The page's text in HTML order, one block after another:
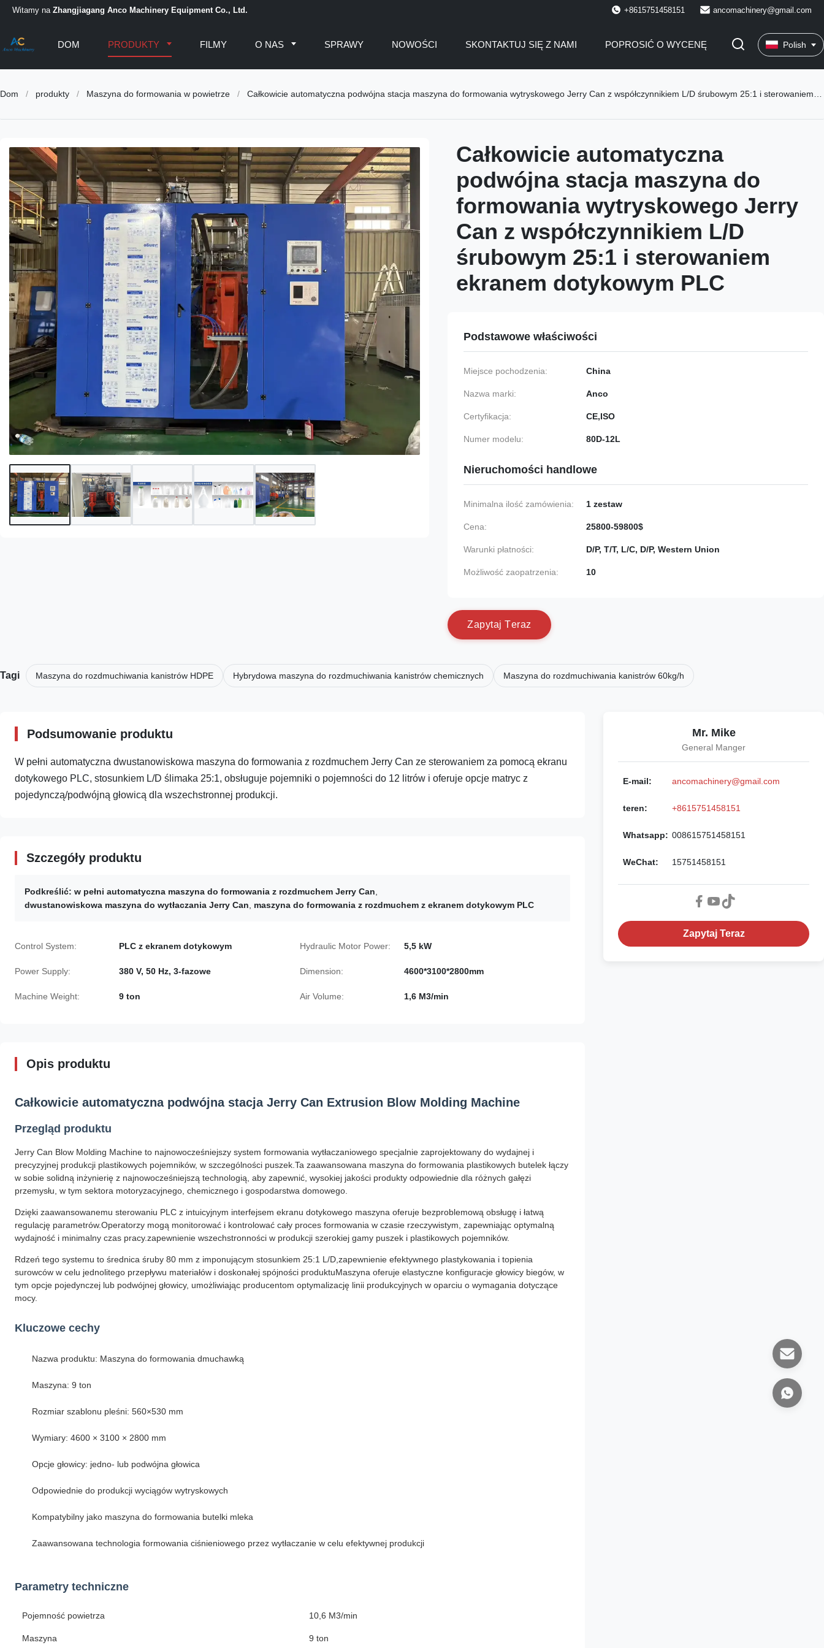
Witamy na Zhangjiagang Anco Machinery Equipment Co., Ltd. +8615751458151 ancomachinery@gmail.com
DOM PRODUKTY FILMY O NAS SPRAWY NOWOŚCI SKONTAKTUJ SIĘ Z NAMI POPROSIĆ O WYCENĘ Polish
Dom / produkty / Maszyna do formowania w powietrze / Całkowicie automatyczna podwójna stacja maszyna do formowania wytryskowego Jerry Can z współczynnikiem L/D śrubowym 25:1 i sterowaniem ekranem dotykowym PLC
Całkowicie automatyczna
podwójna stacja maszyna do
formowania wytryskowego Jerry
Can z współczynnikiem L/D
śrubowym 25:1 i sterowaniem
ekranem dotykowym PLC
Podstawowe właściwości
Miejsce pochodzenia: China
Nazwa marki: Anco
Certyfikacja: CE,ISO
Numer modelu: 80D-12L
Nieruchomości handlowe
Minimalna ilość zamówienia: 1 zestaw
Cena: 25800-59800$
Warunki płatności: D/P, T/T, L/C, D/P, Western Union
Możliwość zaopatrzenia: 10
Zapytaj Teraz
Tagi Maszyna do rozdmuchiwania kanistrów HDPE Hybrydowa maszyna do rozdmuchiwania kanistrów chemicznych Maszyna do rozdmuchiwania kanistrów 60kg/h
Podsumowanie produktu
W pełni automatyczna dwustanowiskowa maszyna do formowania z rozdmuchem Jerry Can ze sterowaniem za pomocą ekranu
dotykowego PLC, stosunkiem L/D ślimaka 25:1, obsługuje pojemniki o pojemności do 12 litrów i oferuje opcje matryc z
pojedynczą/podwójną głowicą dla wszechstronnej produkcji.
Szczegóły produktu
Podkreślić: w pełni automatyczna maszyna do formowania z rozdmuchem Jerry Can
dwustanowiskowa maszyna do wytłaczania Jerry Can
maszyna do formowania z rozdmuchem z ekranem dotykowym PLC
Control System: PLC z ekranem dotykowym Hydraulic Motor Power: 5,5 kW
Power Supply: 380 V, 50 Hz, 3-fazowe Dimension: 4600*3100*2800mm
Machine Weight: 9 ton Air Volume: 1,6 M3/min
Opis produktu
Całkowicie automatyczna podwójna stacja Jerry Can Extrusion Blow Molding Machine
Przegląd produktu
Jerry Can Blow Molding Machine to najnowocześniejszy system formowania wytłaczaniowego specjalnie zaprojektowany do wydajnej i
precyzyjnej produkcji plastikowych pojemników, w szczególności puszek.Ta zaawansowana maszyna do formowania plastikowych butelek łączy
w sobie solidną inżynierię z najnowocześniejszą technologią, aby zapewnić, wysokiej jakości produkty odpowiednie dla różnych gałęzi
przemysłu, w tym sektora motoryzacyjnego, chemicznego i gospodarstwa domowego.
Dzięki zaawansowanemu sterowaniu PLC z intuicyjnym interfejsem ekranu dotykowego maszyna oferuje bezproblemową obsługę i łatwą
regulację parametrów.Operatorzy mogą monitorować i kontrolować cały proces formowania w czasie rzeczywistym, zapewniając optymalną
wydajność i minimalny czas pracy.zapewnienie wszechstronności w produkcji szerokiej gamy puszek i plastikowych pojemników.
Rdzeń tego systemu to średnica śruby 80 mm z imponującym stosunkiem 25:1 L/D,zapewnienie efektywnego plastykowania i topienia
surowców w celu jednolitego przepływu materiałów i doskonałej spójności produktuMaszyna oferuje elastyczne konfiguracje głowicy biegów, w
tym opcje pojedynczej lub podwójnej głowicy, umożliwiając producentom optymalizację linii produkcyjnych w oparciu o wymagania dotyczące
mocy.
Kluczowe cechy
Nazwa produktu: Maszyna do formowania dmuchawką
Maszyna: 9 ton
Rozmiar szablonu pleśni: 560×530 mm
Wymiary: 4600 × 3100 × 2800 mm
Opcje głowicy: jedno- lub podwójna głowica
Odpowiednie do produkcji wyciągów wytryskowych
Kompatybilny jako maszyna do formowania butelki mleka
Zaawansowana technologia formowania ciśnieniowego przez wytłaczanie w celu efektywnej produkcji
Parametry techniczne
Pojemność powietrza 10,6 M3/min
Maszyna 9 ton
Mr. Mike
General Manger
E-mail: ancomachinery@gmail.com
teren: +8615751458151
Whatsapp: 008615751458151
WeChat: 15751458151
Zapytaj Teraz